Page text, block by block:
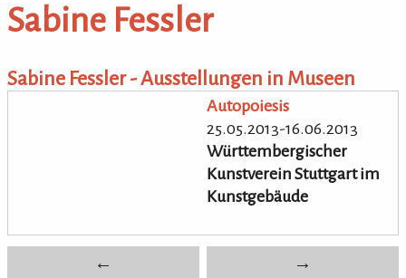
Sabine Fessler
Sabine Fessler - Ausstellungen in Museen
Autopoiesis
25.05.2013-16.06.2013
Württembergischer
Kunstverein Stuttgart im
Kunstgebäude
← →